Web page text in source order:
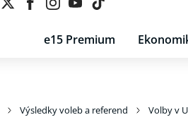
e15 Premium
Výsledky voleb a referend Volby v